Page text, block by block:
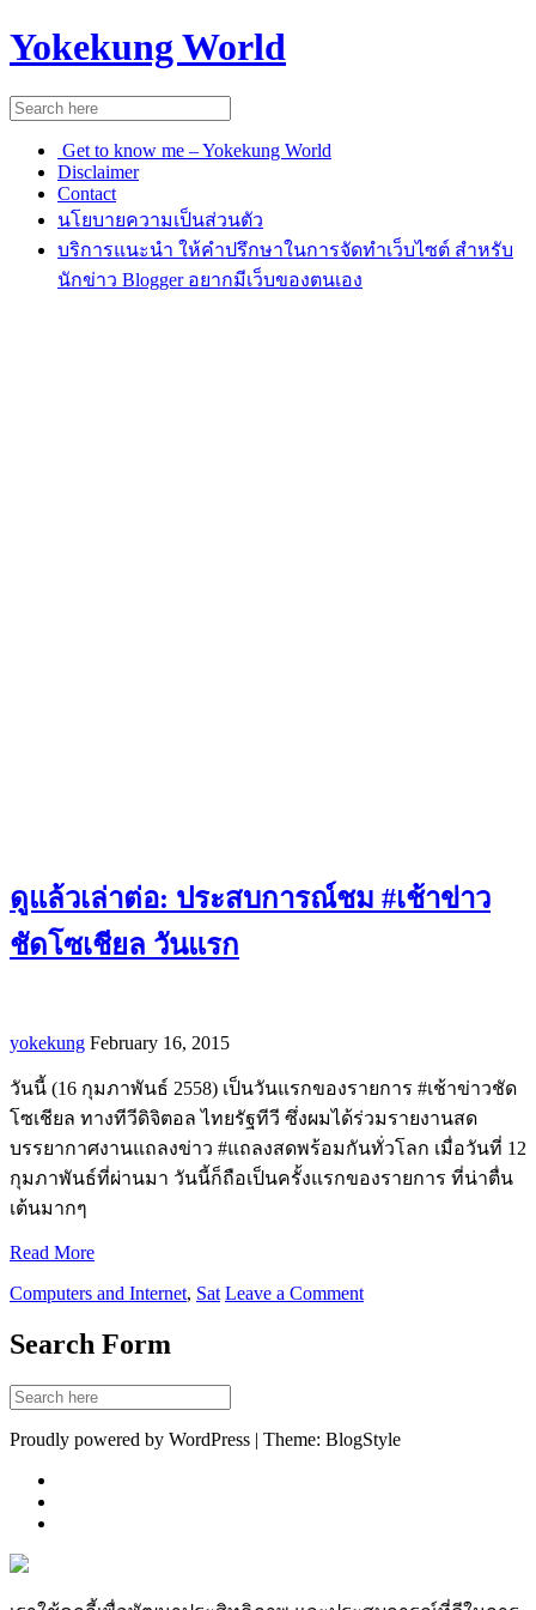
Yokekung World
Get to know me – Yokekung World
Disclaimer
Contact
นโยบายความเป็นส่วนตัว
บริการแนะนำ ให้คำปรึกษาในการจัดทำเว็บไซต์ สำหรับ
นักข่าว Blogger อยากมีเว็บของตนเอง
ดูแล้วเล่าต่อ: ประสบการณ์ชม #เช้าข่าว
ชัดโซเชียล วันแรก
yokekung February 16, 2015
วันนี้ (16 กุมภาพันธ์ 2558) เป็นวันแรกของรายการ #เช้าข่าวชัด
โซเชียล ทางทีวีดิจิตอล ไทยรัฐทีวี ซึ่งผมได้ร่วมรายงานสด
บรรยากาศงานแถลงข่าว #แถลงสดพร้อมกันทั่วโลก เมื่อวันที่ 12
กุมภาพันธ์ที่ผ่านมา วันนี้ก็ถือเป็นครั้งแรกของรายการ ที่น่าตื่น
เต้นมากๆ
Read More
Computers and Internet, Sat Leave a Comment
Search Form
Proudly powered by WordPress | Theme: BlogStyle